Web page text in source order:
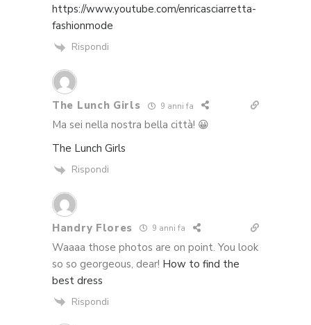
https://www.youtube.com/enricasciarretta-
fashionmode
Rispondi
The Lunch Girls 9 anni fa
Ma sei nella nostra bella città! 😀
The Lunch Girls
Rispondi
Handry Flores 9 anni fa
Waaaa those photos are on point. You look
so so georgeous, dear! How to find the
best dress
Rispondi